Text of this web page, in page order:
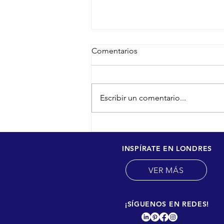
Comentarios
Escribir un comentario...
VER MÁS
¡SÍGUENOS EN REDES!
INSPÍRATE EN LONDRES